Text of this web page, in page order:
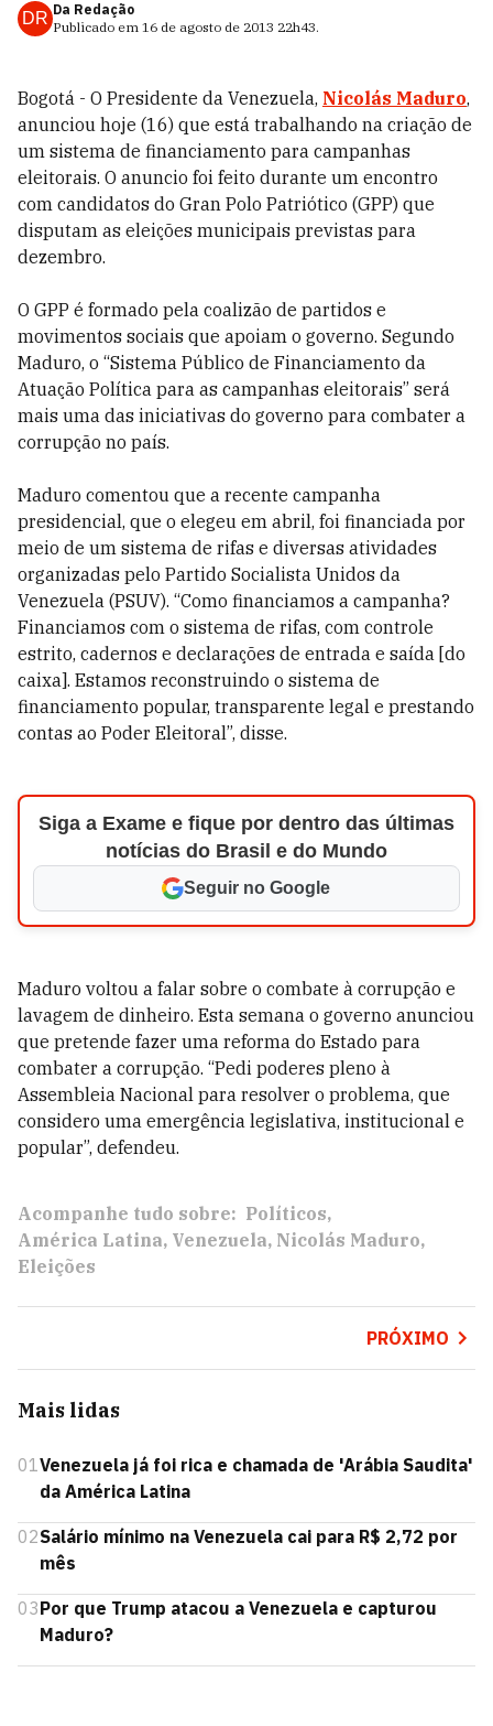
DR Da Redação
Publicado em 16 de agosto de 2013 22h43.
Bogotá - O Presidente da Venezuela, Nicolás Maduro,
anunciou hoje (16) que está trabalhando na criação de
um sistema de financiamento para campanhas
eleitorais. O anuncio foi feito durante um encontro
com candidatos do Gran Polo Patriótico (GPP) que
disputam as eleições municipais previstas para
dezembro.
O GPP é formado pela coalizão de partidos e
movimentos sociais que apoiam o governo. Segundo
Maduro, o “Sistema Público de Financiamento da
Atuação Política para as campanhas eleitorais” será
mais uma das iniciativas do governo para combater a
corrupção no país.
Maduro comentou que a recente campanha
presidencial, que o elegeu em abril, foi financiada por
meio de um sistema de rifas e diversas atividades
organizadas pelo Partido Socialista Unidos da
Venezuela (PSUV). “Como financiamos a campanha?
Financiamos com o sistema de rifas, com controle
estrito, cadernos e declarações de entrada e saída [do
caixa]. Estamos reconstruindo o sistema de
financiamento popular, transparente legal e prestando
contas ao Poder Eleitoral”, disse.
Siga a Exame e fique por dentro das últimas
notícias do Brasil e do Mundo
Seguir no Google
Maduro voltou a falar sobre o combate à corrupção e
lavagem de dinheiro. Esta semana o governo anunciou
que pretende fazer uma reforma do Estado para
combater a corrupção. “Pedi poderes pleno à
Assembleia Nacional para resolver o problema, que
considero uma emergência legislativa, institucional e
popular”, defendeu.
Acompanhe tudo sobre: Políticos
América Latina Venezuela Nicolás Maduro
Eleições
PRÓXIMO
Mais lidas
01Venezuela já foi rica e chamada de 'Arábia Saudita'
da América Latina
02Salário mínimo na Venezuela cai para R$ 2,72 por
mês
03Por que Trump atacou a Venezuela e capturou
Maduro?